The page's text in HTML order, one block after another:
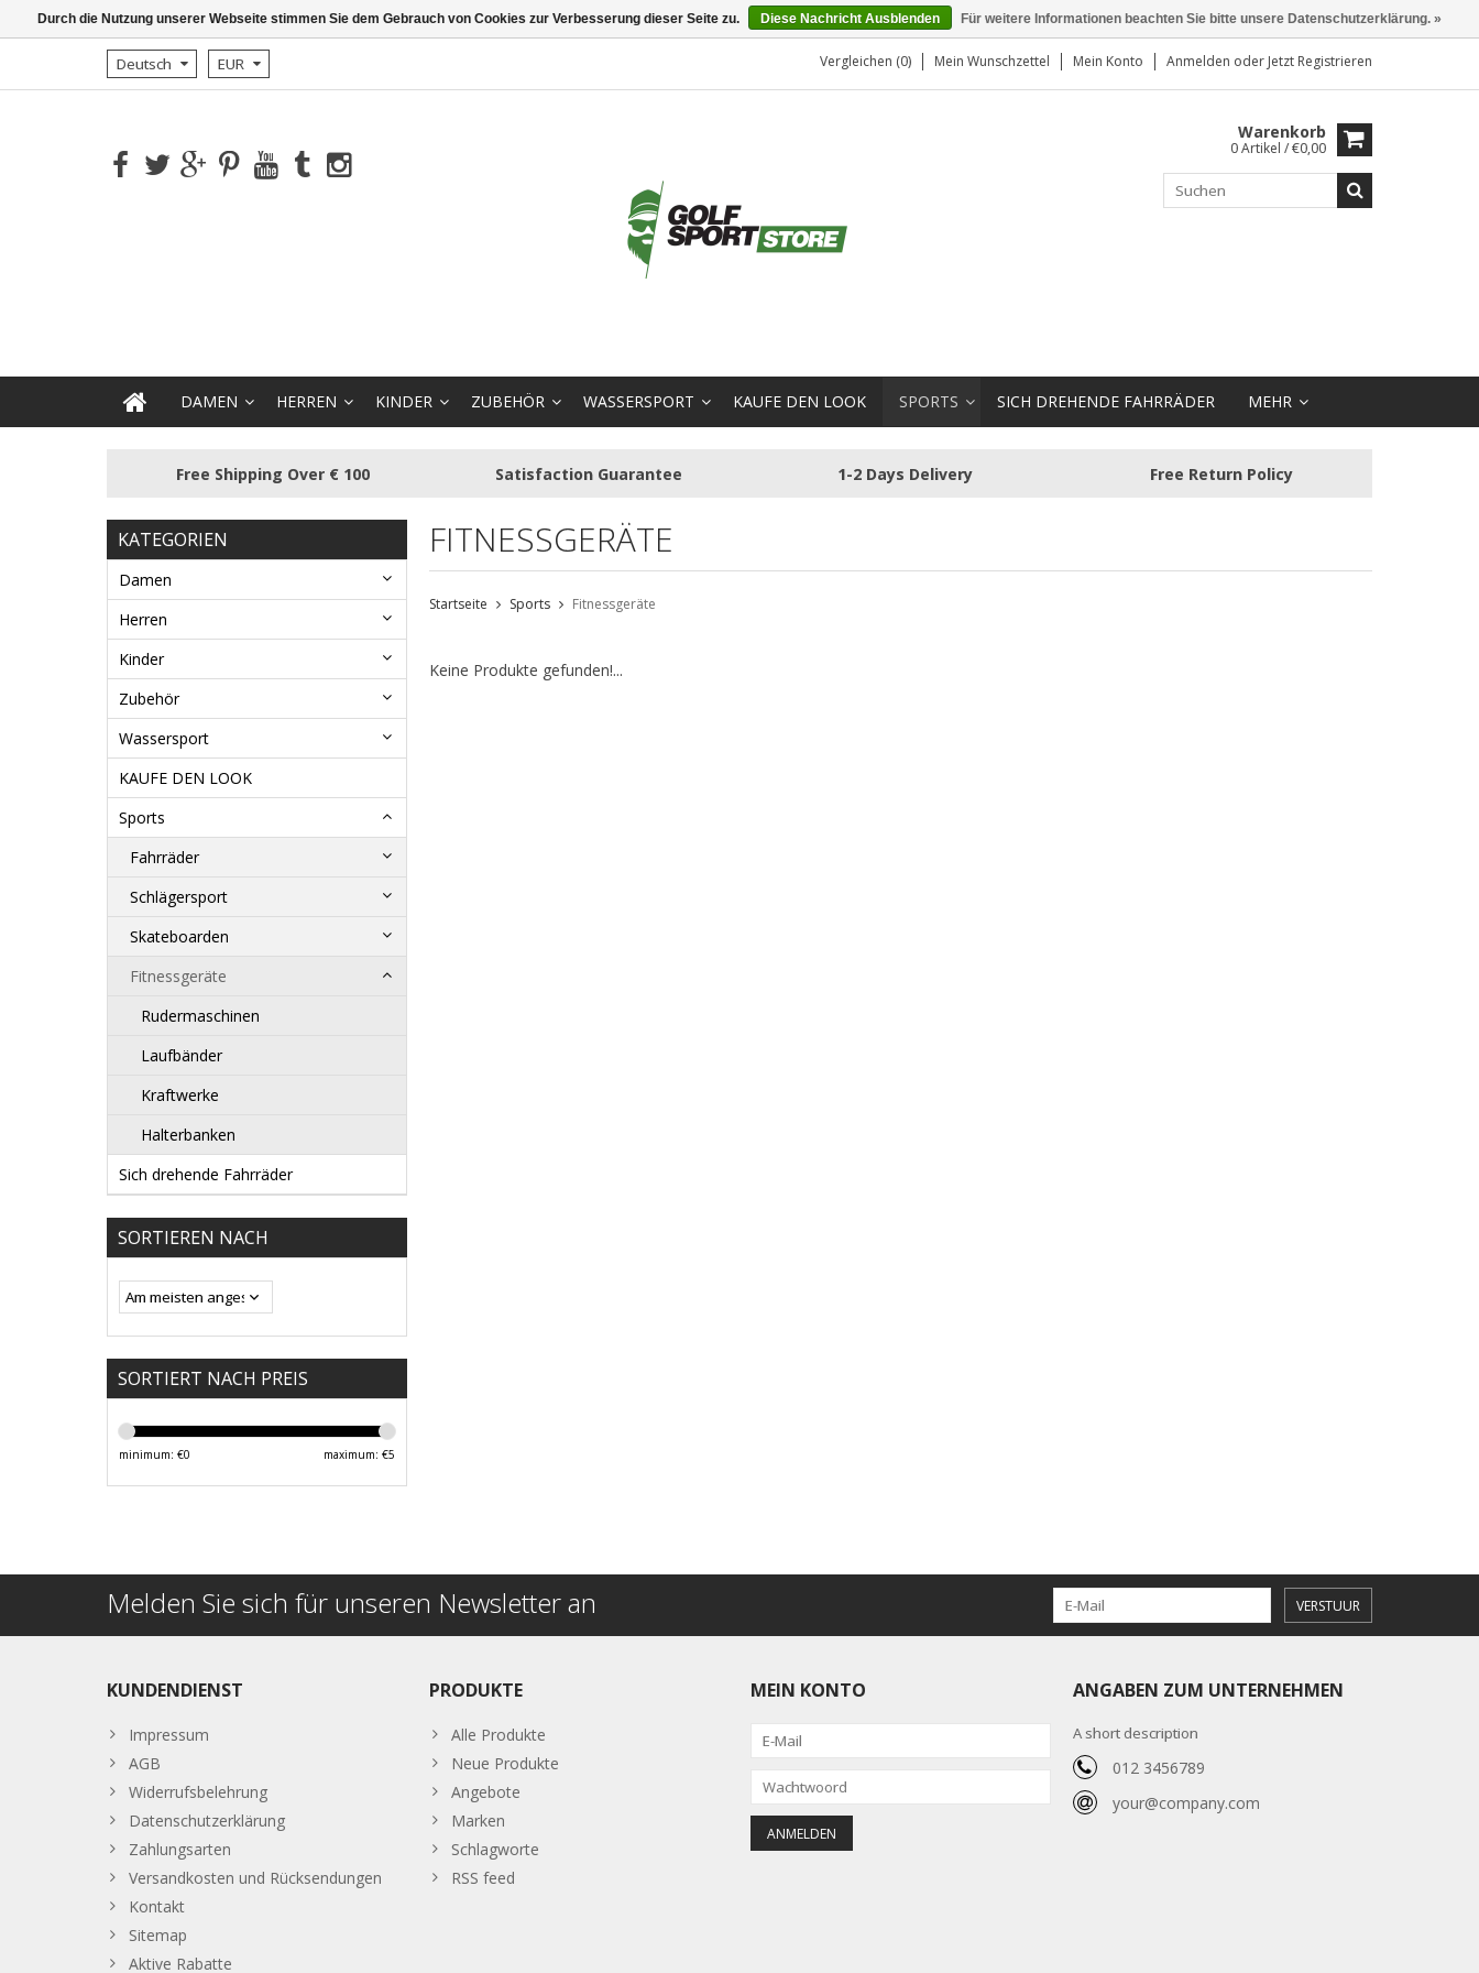
Deutsch EUR Vergleichen (0) Mein Wunschzettel Mein Konto Anmelden oder Jetzt Registrieren
Warenkorb
0 Artikel / €0,00
DAMEN HERREN KINDER ZUBEHÖR WASSERSPORT KAUFE DEN LOOK SPORTS SICH DREHENDE FAHRRÄDER MEHR
Free Shipping Over € 100 Satisfaction Guarantee 1-2 Days Delivery Free Return Policy
KATEGORIEN
Damen
Herren
Kinder
Zubehör
Wassersport
KAUFE DEN LOOK
Sports
Fahrräder
Schlägersport
Skateboarden
Fitnessgeräte
Rudermaschinen
Laufbänder
Kraftwerke
Halterbanken
Sich drehende Fahrräder
SORTIEREN NACH
SORTIERT NACH PREIS
minimum: €0 maximum: €5
FITNESSGERÄTE
Startseite Sports Fitnessgeräte
Keine Produkte gefunden!...
Melden Sie sich für unseren Newsletter an VERSTUUR
KUNDENDIENST
Impressum
AGB
Widerrufsbelehrung
Datenschutzerklärung
Zahlungsarten
Versandkosten und Rücksendungen
Kontakt
Sitemap
Aktive Rabatte
PRODUKTE
Alle Produkte
Neue Produkte
Angebote
Marken
Schlagworte
RSS feed
MEIN KONTO ANGABEN ZUM UNTERNEHMEN
A short description
012 3456789
your@company.com
Durch die Nutzung unserer Webseite stimmen Sie dem Gebrauch von Cookies zur Verbesserung dieser Seite zu. Diese Nachricht Ausblenden Für weitere Informationen beachten Sie bitte unsere Datenschutzerklärung. »